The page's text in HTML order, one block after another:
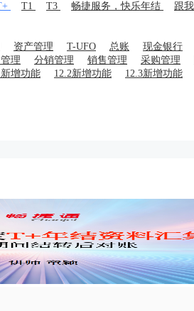
T1 T3 畅捷服务，快乐年结 跟
资产管理 T-UFO 总账 现金银行
理 分销管理 销售管理 采购管理
新增功能 12.2新增功能 12.3新增功能